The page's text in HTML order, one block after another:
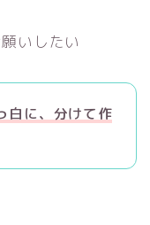
いしたい
白に、分けて作